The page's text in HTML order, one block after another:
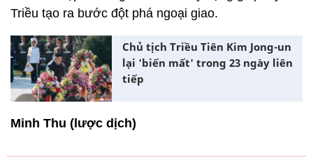
Triều tạo ra bước đột phá ngoại giao.
Chủ tịch Triều Tiên Kim Jong-un
lại 'biến mất' trong 23 ngày liên
tiếp
Minh Thu (lược dịch)